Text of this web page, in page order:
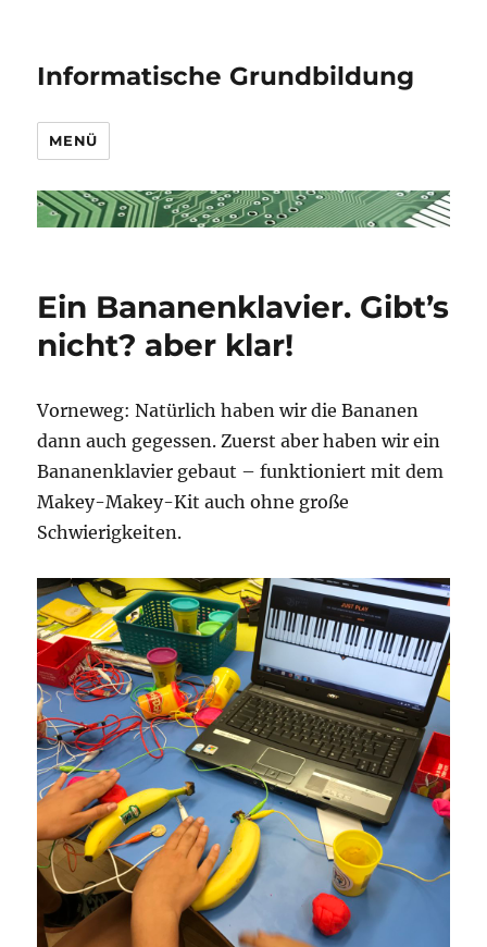
Informatische Grundbildung
MENÜ
Ein Bananenklavier. Gibt’s
nicht? aber klar!
Vorneweg: Natürlich haben wir die Bananen
dann auch gegessen. Zuerst aber haben wir ein
Bananenklavier gebaut – funktioniert mit dem
Makey-Makey-Kit auch ohne große
Schwierigkeiten.